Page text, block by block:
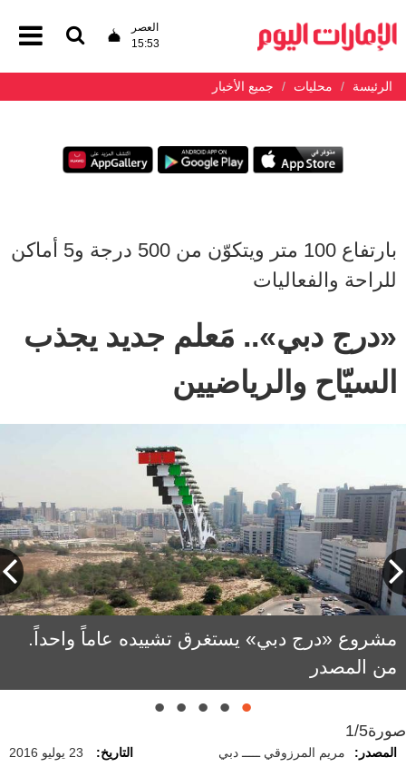
العصر
15:53
الرئيسة محليات جميع الأخبار
بارتفاع 100 متر ويتكوّن من 500 درجة و5 أماكن
للراحة والفعاليات
«درج دبي».. مَعلم جديد يجذب
السيّاح والرياضيين
مشروع «درج دبي» يستغرق تشييده عاماً واحداً.
من المصدر
الشكل المفترض لـ "درج دبي" والذي لم يتم تحديد
موقع بنائه بعد
المهندس عبدالله رفيع: مساعد المدير العام لقطاع
الهندسة والتخطيط في بلدية دبي.
صورة1/5
المصدر: مريم المرزوقي ـــــ دبي التاريخ: 23 يوليو 2016